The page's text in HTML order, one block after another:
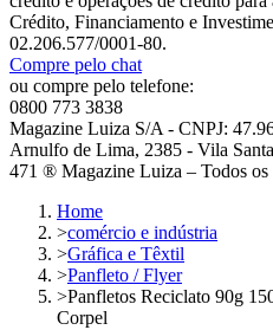
Crédito, Financiamento e
02.206.577/0001-80.
Compre pelo chat
ou compre pelo telefone:
0800 773 3838
Magazine Luiza S/A - CNPJ:
Arnulfo de Lima, 2385 - Vila
471 ® Magazine Luiza – Todos os
Home
>comércio e indústria
>Gráfica e Têxtil
>Panfleto / Flyer
>Panfletos Reciclato 90g
Corpel